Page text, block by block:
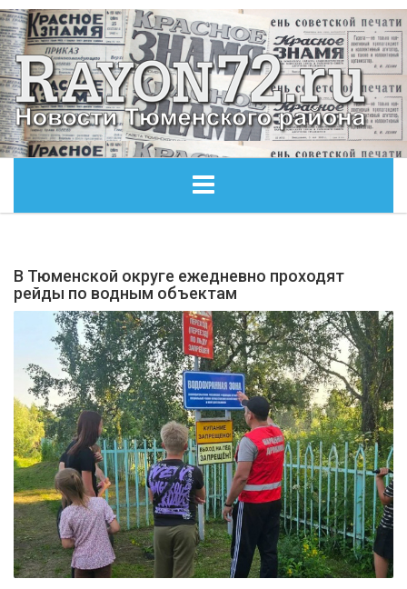
ОБЩЕСТВО
ЭКОНОМИКА
КУЛЬТУРА
БЕЗОПАСНОСТЬ
СПОРТ
АРХИВ PDF
В Тюменской округе ежедневно проходят
рейды по водным объектам